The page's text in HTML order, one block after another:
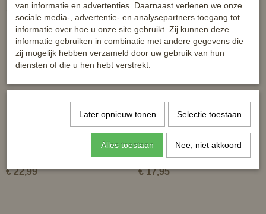
Ook interessant
€ 22,99 € 17,95
van informatie en advertenties. Daarnaast verlenen we onze
sociale media-, advertentie- en analysepartners toegang tot
informatie over hoe u onze site gebruikt. Zij kunnen deze
informatie gebruiken in combinatie met andere gegevens die
zij mogelijk hebben verzameld door uw gebruik van hun
diensten of die u hen hebt verstrekt.
Later opnieuw tonen Selectie toestaan
Alles toestaan Nee, niet akkoord